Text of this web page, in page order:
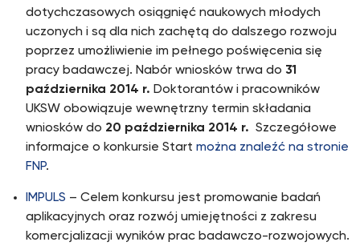
dotychczasowych osiągnięć naukowych młodych
uczonych i są dla nich zachętą do dalszego rozwoju
poprzez umożliwienie im pełnego poświęcenia się
pracy badawczej. Nabór wniosków trwa do 31
października 2014 r. Doktorantów i pracowników
UKSW obowiązuje wewnętrzny termin składania
wniosków do 20 października 2014 r. Szczegółowe
informajce o konkursie Start można znaleźć na stronie
FNP.
IMPULS – Celem konkursu jest promowanie badań
aplikacyjnych oraz rozwój umiejętności z zakresu
komercjalizacji wyników prac badawczo-rozwojowych.